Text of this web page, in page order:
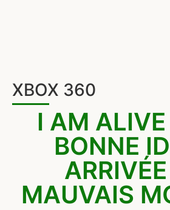
XBOX 360
I AM
BONNE
MAUVAIS